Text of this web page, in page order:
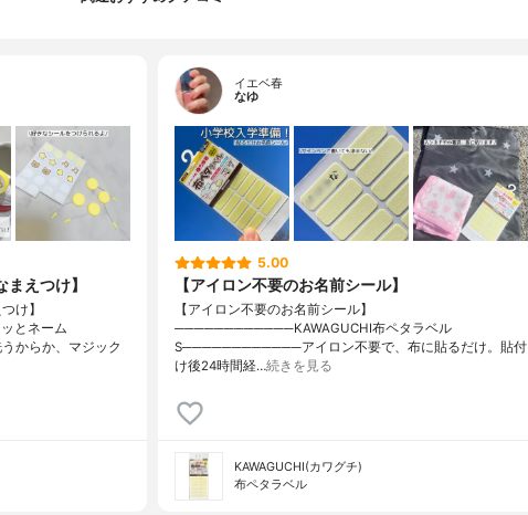
えつけ】
け】
とネーム
らか、マジック
イエベ春
なゆ
5.00
【アイロン不要のお名前シール】
【アイロン不要のお名前シール】
────────────KAWAGUCHI布ペタラベル
S────────────アイロン不要で、布に貼るだけ。貼付
け後24時間経…続きを見る
KAWAGUCHI(カワグチ)
布ペタラベル